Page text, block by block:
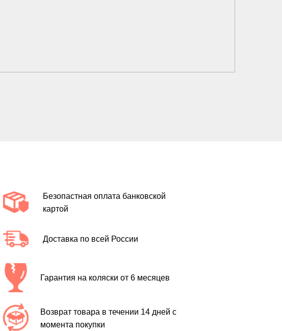
Возврат товара в течении 14 дней с
момента покупки
Гарантия на коляски от 6 месяцев
Безопастная оплата банковской
картой
Доставка по всей России